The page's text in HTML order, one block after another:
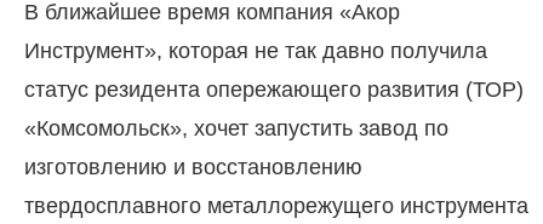
В ближайшее время компания «Акор
Инструмент», которая не так давно получила
статус резидента опережающего развития (ТОР)
«Комсомольск», хочет запустить завод по
изготовлению и восстановлению
твердосплавного металлорежущего инструмента